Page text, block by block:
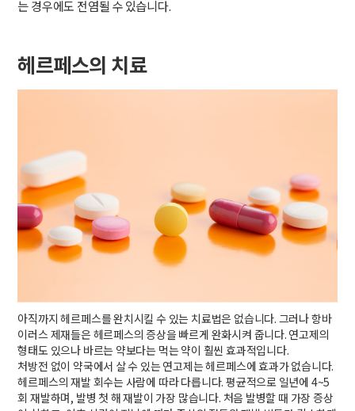
는 경우에도 전염될 수 있습니다.
헤르페스의 치료
아직까지 헤르페스를 완치시킬 수 있는 치료법은 없습니다. 그러나 항바
이러스 제재들은 헤르페스의 증상을 빠르게 완화시켜 줍니다. 연고제의
형태도 있으나 바르는 약보다는 먹는 약이 훨씬 효과적입니다.
처방전 없이 약국에서 살 수 있는 연고제는 헤르페스에 효과가 없습니다.
헤르페스의 재발 회수는 사람에 따라 다릅니다. 평균적으로 일년에 4~5
회 재발하며, 발병 첫 해 재발이 가장 많습니다. 처음 발병할 때 가장 증상